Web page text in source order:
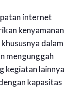
internet
kenyamanan
dalam
mengunggah
kegiatan lainnya
kapasitas